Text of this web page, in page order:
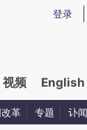
，可能与原文真
登录
视频 English
革 专题 讣闻